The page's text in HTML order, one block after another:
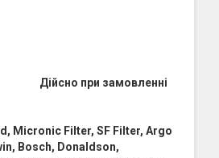
замовленні
Micronic Filter, SF Filter, Argo
Bosch, Donaldson,